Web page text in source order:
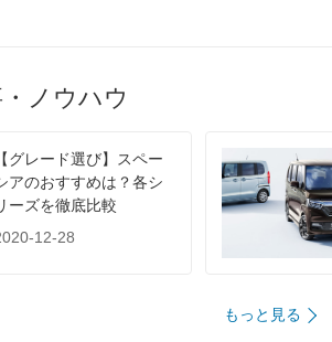
ノウハウ
【グレード選び】スペー
アのおすすめは？各シ
ーズを徹底比較
12-28
もっと見る